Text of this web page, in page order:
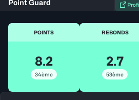
Point Guard
POINTS
8.2
34ème
REBONDS
2.7
53ème